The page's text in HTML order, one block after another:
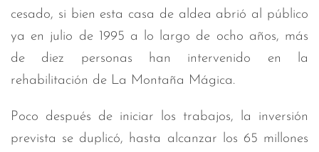
cesado, si bien esta casa de aldea abrió al público
ya en julio de 1995 a lo largo de ocho años, más
de diez personas han intervenido en la
rehabilitación de La Montaña Mágica.
Poco después de iniciar los trabajos, la inversión
prevista se duplicó, hasta alcanzar los 65 millones